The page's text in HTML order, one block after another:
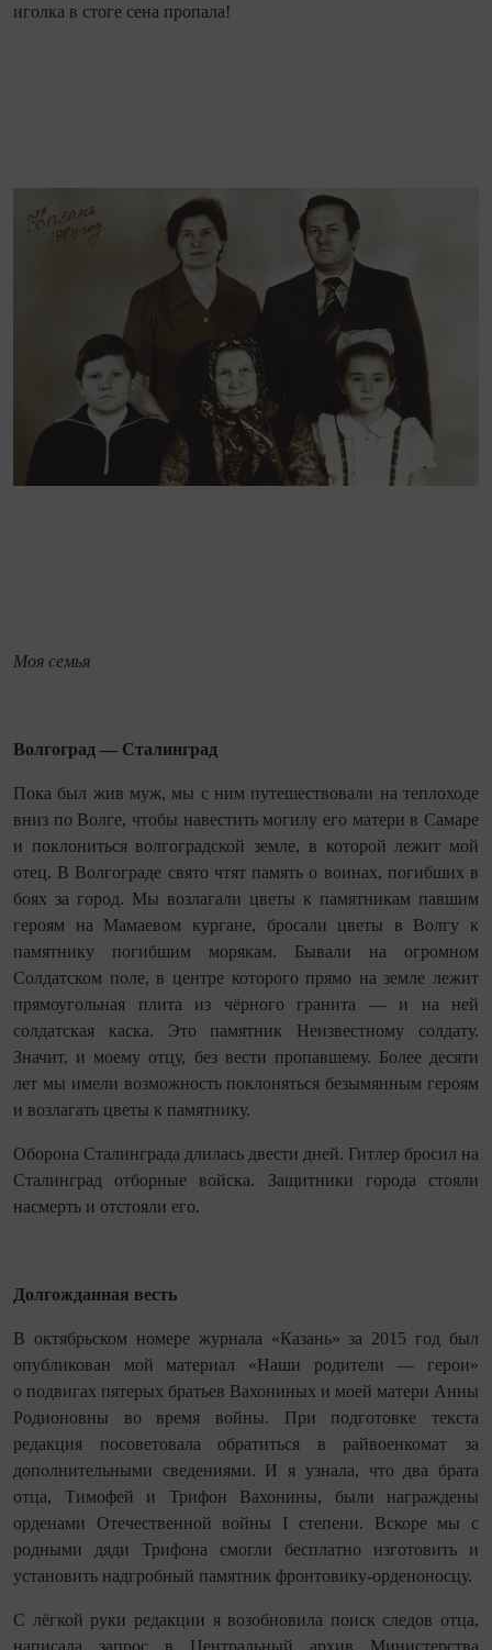
иголка в стоге сена пропала!
Моя семья
Волгоград — Сталинград
Пока был жив муж, мы с ним путешествовали на теплоходе
вниз по Волге, чтобы навестить могилу его матери в Самаре
и поклониться волгоградской земле, в которой лежит мой
отец. В Волгограде свято чтят память о воинах, погибших в
боях за город. Мы возлагали цветы к памятникам павшим
героям на Мамаевом кургане, бросали цветы в Волгу к
памятнику погибшим морякам. Бывали на огромном
Солдатском поле, в центре которого прямо на земле лежит
прямоугольная плита из чёрного гранита — и на ней
солдатская каска. Это памятник Неизвестному солдату.
Значит, и моему отцу, без вести пропавшему. Более десяти
лет мы имели возможность поклоняться безымянным героям
и возлагать цветы к памятнику.
Оборона Сталинграда длилась двести дней. Гитлер бросил на
Сталинград отборные войска. Защитники города стояли
насмерть и отстояли его.
Долгожданная весть
В октябрьском номере журнала «Казань» за 2015 год был
опубликован мой материал «Наши родители — герои»
о подвигах пятерых братьев Вахониных и моей матери Анны
Родионовны во время войны. При подготовке текста
редакция посоветовала обратиться в райвоенкомат за
дополнительными сведениями. И я узнала, что два брата
отца, Тимофей и Трифон Вахонины, были награждены
орденами Отечественной войны I степени. Вскоре мы с
родными дяди Трифона смогли бесплатно изготовить и
установить надгробный памятник фронтовику-орденоносцу.
С лёгкой руки редакции я возобновила поиск следов отца,
написала запрос в Центральный архив Министерства